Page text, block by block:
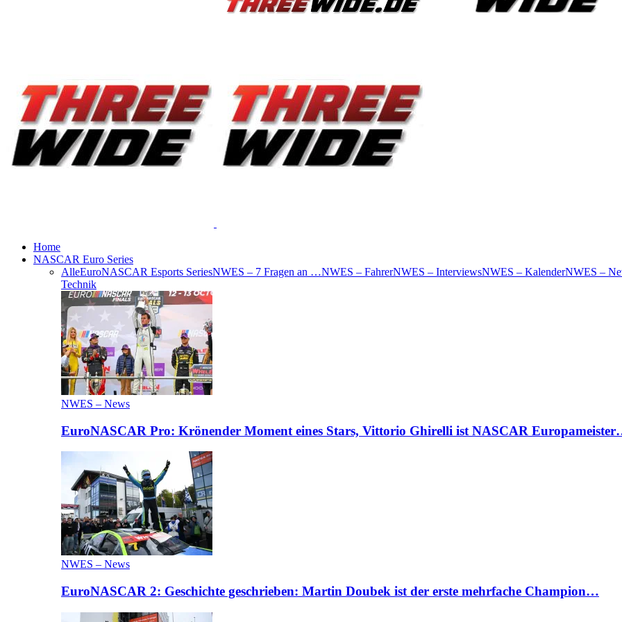
Home
NASCAR Euro Series
AlleEuroNASCAR Esports SeriesNWES – 7 Fragen an …NWES – FahrerNWES – InterviewsNWES – KalenderNWES –
Technik
NWES – News
EuroNASCAR Pro: Krönender Moment eines Stars, Vittorio Ghirelli ist NASCAR
NWES – News
EuroNASCAR 2: Geschichte geschrieben: Martin Doubek ist der erste mehrfache Champion…